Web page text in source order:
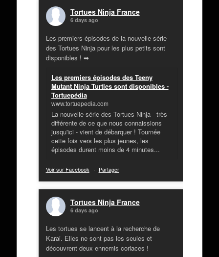
Tortues Ninja France
6 days ago
Les premiers épisodes de la nouvelle série
des Tortues Ninja pour les plus petits sont
disponibles ! ➡
Les premiers épisodes des Teeny
Mutant Ninja Turtles sont disponibles -
Tortuepédia
www.tortuepedia.com
La nouvelle série des Tortues Ninja - très
différente de ce que nous connaissions
jusqu'ici - vient de débarquer ! Tournée
cette fois vers les plus jeunes, les
épisodes durent moins de 4 minutes...
Voir sur Facebook · Partager
Tortues Ninja France
6 days ago
Les tortues se lancent à la recherche de
Karai. Elles ne sont pas les seules et
découvrent deux ennemis coriaces !